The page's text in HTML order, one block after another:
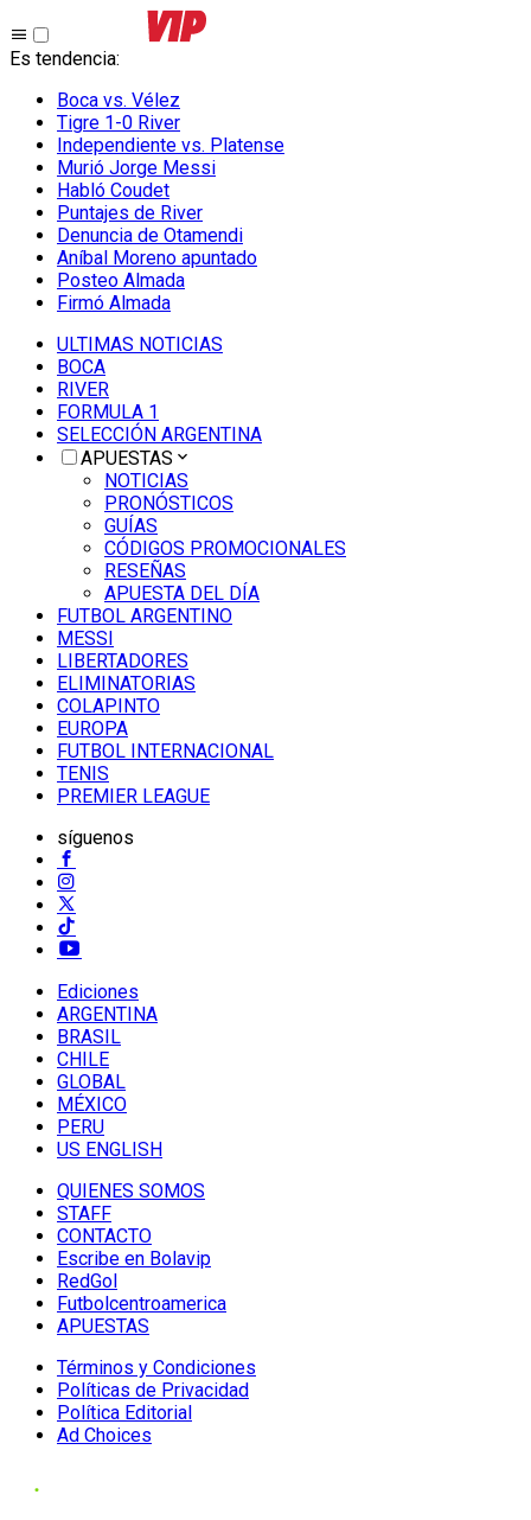
Es tendencia:
Boca vs. Vélez
Tigre 1-0 River
Independiente vs. Platense
Murió Jorge Messi
Habló Coudet
Puntajes de River
Denuncia de Otamendi
Aníbal Moreno apuntado
Posteo Almada
Firmó Almada
ULTIMAS NOTICIAS
BOCA
RIVER
FORMULA 1
SELECCIÓN ARGENTINA
APUESTAS
NOTICIAS
PRONÓSTICOS
GUÍAS
CÓDIGOS PROMOCIONALES
RESEÑAS
APUESTA DEL DÍA
FUTBOL ARGENTINO
MESSI
LIBERTADORES
ELIMINATORIAS
COLAPINTO
EUROPA
FUTBOL INTERNACIONAL
TENIS
PREMIER LEAGUE
síguenos
Ediciones
ARGENTINA
BRASIL
CHILE
GLOBAL
MÉXICO
PERU
US ENGLISH
QUIENES SOMOS
STAFF
CONTACTO
Escribe en Bolavip
RedGol
Futbolcentroamerica
APUESTAS
Términos y Condiciones
Políticas de Privacidad
Política Editorial
Ad Choices